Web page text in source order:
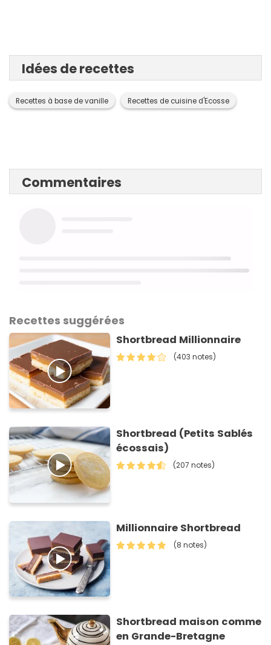
Idées de recettes
Recettes à base de vanille Recettes de cuisine d'Ecosse
Commentaires
Recettes suggérées
Shortbread Millionnaire
(403 notes)
Shortbread (Petits Sablés
écossais)
(207 notes)
Millionnaire Shortbread
(8 notes)
Shortbread maison comme
en Grande-Bretagne